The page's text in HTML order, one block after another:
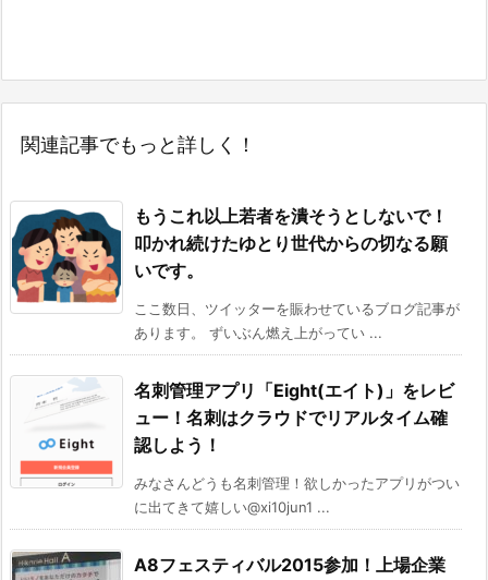
関連記事でもっと詳しく！
もうこれ以上若者を潰そうとしないで！
叩かれ続けたゆとり世代からの切なる願
いです。
ここ数日、ツイッターを賑わせているブログ記事が
あります。 ずいぶん燃え上がってい ...
名刺管理アプリ「Eight(エイト)」をレビ
ュー！名刺はクラウドでリアルタイム確
認しよう！
みなさんどうも名刺管理！欲しかったアプリがつい
に出てきて嬉しい@xi10jun1 ...
A8フェスティバル2015参加！上場企業